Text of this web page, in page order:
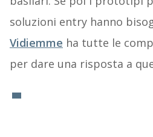
soluzioni entry hanno
Vidiemme ha tutte le
per dare una risposta a